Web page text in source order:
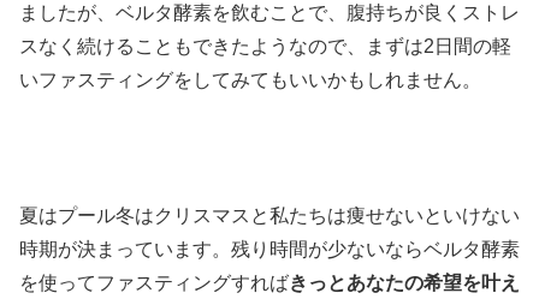
ましたが、ベルタ酵素を飲むことで、腹持ちが良くストレ
スなく続けることもできたようなので、まずは2日間の軽
いファスティングをしてみてもいいかもしれません。
夏はプール冬はクリスマスと私たちは痩せないといけない
時期が決まっています。残り時間が少ないならベルタ酵素
を使ってファスティングすればきっとあなたの希望を叶え